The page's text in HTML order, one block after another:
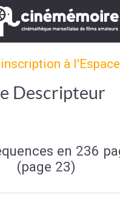
à
Descripteur
en 236
(page 23)